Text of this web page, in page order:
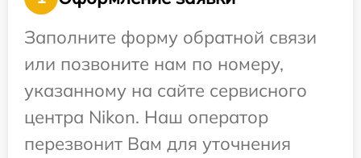
Заполните форму обратной связи
или позвоните нам по номеру,
указанному на сайте сервисного
центра Nikon. Наш оператор
перезвонит Вам для уточнения